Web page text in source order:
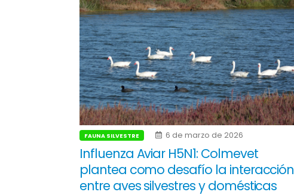
FAUNA SILVESTRE 6 de marzo de 2026
Influenza Aviar H5N1: Colmevet
plantea como desafío la interacción
entre aves silvestres y domésticas